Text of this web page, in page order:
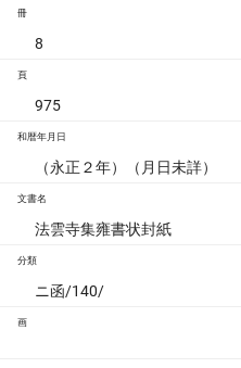
冊
8
頁
975
和暦年月日
（永正２年）（月日未詳）
文書名
法雲寺集雍書状封紙
分類
ニ函/140/
画